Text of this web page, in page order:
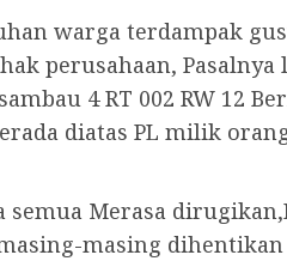
warga terdampak
perusahaan,
4 RT 002 RW 12
diatas PL milik
Merasa
masing dihentikan